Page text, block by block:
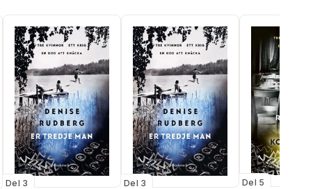
Del 3 Del 3 Del 5